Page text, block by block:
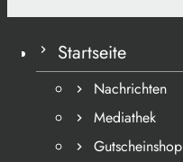
Startseite
Nachrichten
Mediathek
Gutscheinshop